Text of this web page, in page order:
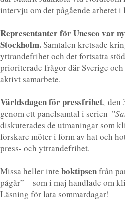
intervju om det pågående arbetet i
Representanter för Unesco var
Stockholm.Samtalen kretsade
yttrandefrihet och det fortsatta
prioriterade frågor där Sverige
aktivt samarbete.
Världsdagen för pressfrihet, den
genom ett panelsamtal i serien
diskuterades de utmaningar som
forskare möter i form av hat och
press- och yttrandefrihet.
Missa heller inte boktipsenfrån
pågår” – som i maj handlade om
Läsning för lata sommardagar!